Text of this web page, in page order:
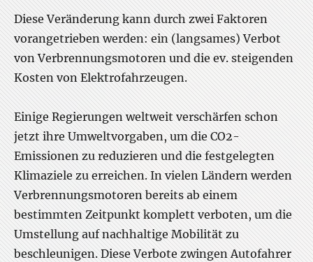
Diese Veränderung kann durch zwei Faktoren
vorangetrieben werden: ein (langsames) Verbot
von Verbrennungsmotoren und die ev. steigenden
Kosten von Elektrofahrzeugen.
Einige Regierungen weltweit verschärfen schon
jetzt ihre Umweltvorgaben, um die CO2-
Emissionen zu reduzieren und die festgelegten
Klimaziele zu erreichen. In vielen Ländern werden
Verbrennungsmotoren bereits ab einem
bestimmten Zeitpunkt komplett verboten, um die
Umstellung auf nachhaltige Mobilität zu
beschleunigen. Diese Verbote zwingen Autofahrer